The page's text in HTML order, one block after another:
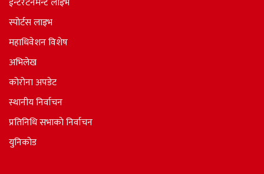
स्पोर्टस लाइभ
महाधिवेशन विशेष
अभिलेख
कोरोना अपडेट
स्थानीय निर्वाचन
प्रतिनिधि सभाकाे निर्वाचन
युनिकोड